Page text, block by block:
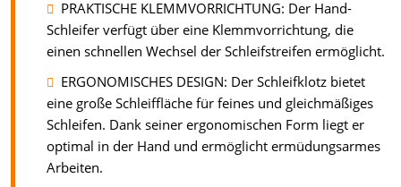
PRAKTISCHE KLEMMVORRICHTUNG: Der Hand-
Schleifer verfügt über eine Klemmvorrichtung, die
einen schnellen Wechsel der Schleifstreifen ermöglicht.
ERGONOMISCHES DESIGN: Der Schleifklotz bietet
eine große Schleiffläche für feines und gleichmäßiges
Schleifen. Dank seiner ergonomischen Form liegt er
optimal in der Hand und ermöglicht ermüdungsarmes
Arbeiten.